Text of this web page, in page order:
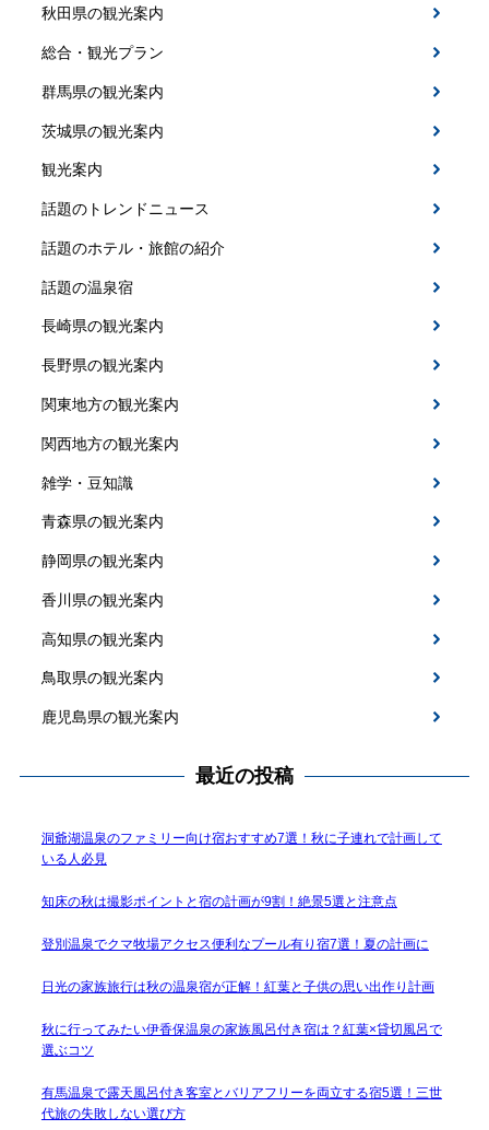
秋田県の観光案内
総合・観光プラン
群馬県の観光案内
茨城県の観光案内
観光案内
話題のトレンドニュース
話題のホテル・旅館の紹介
話題の温泉宿
長崎県の観光案内
長野県の観光案内
関東地方の観光案内
関西地方の観光案内
雑学・豆知識
青森県の観光案内
静岡県の観光案内
香川県の観光案内
高知県の観光案内
鳥取県の観光案内
鹿児島県の観光案内
最近の投稿
洞爺湖温泉のファミリー向け宿おすすめ7選！秋に子連れで計画して
いる人必見
知床の秋は撮影ポイントと宿の計画が9割！絶景5選と注意点
登別温泉でクマ牧場アクセス便利なプール有り宿7選！夏の計画に
日光の家族旅行は秋の温泉宿が正解！紅葉と子供の思い出作り計画
秋に行ってみたい伊香保温泉の家族風呂付き宿は？紅葉×貸切風呂で
選ぶコツ
有馬温泉で露天風呂付き客室とバリアフリーを両立する宿5選！三世
代旅の失敗しない選び方